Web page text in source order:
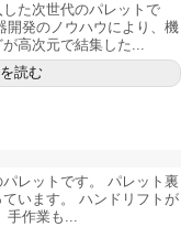
た次世代のパレットで
開発のノウハウにより、機
高次元で結集した...
読む
レットです。 パレット裏
います。 ハンドリフトが
手作業も...